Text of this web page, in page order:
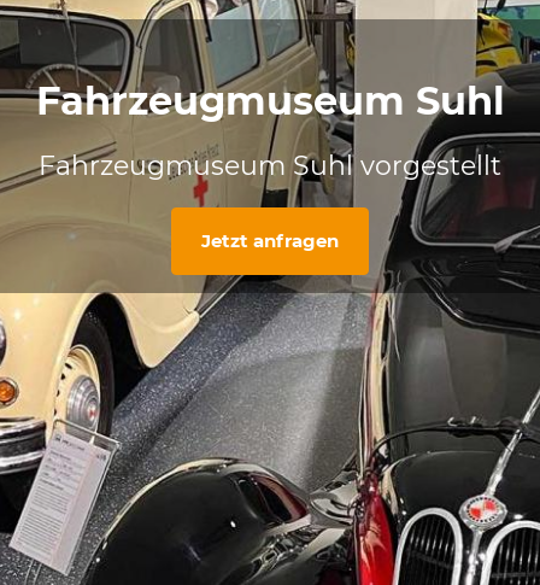
Fahrzeugmuseum Suhl
Fahrzeugmuseum Suhl vorgestellt
Jetzt anfragen